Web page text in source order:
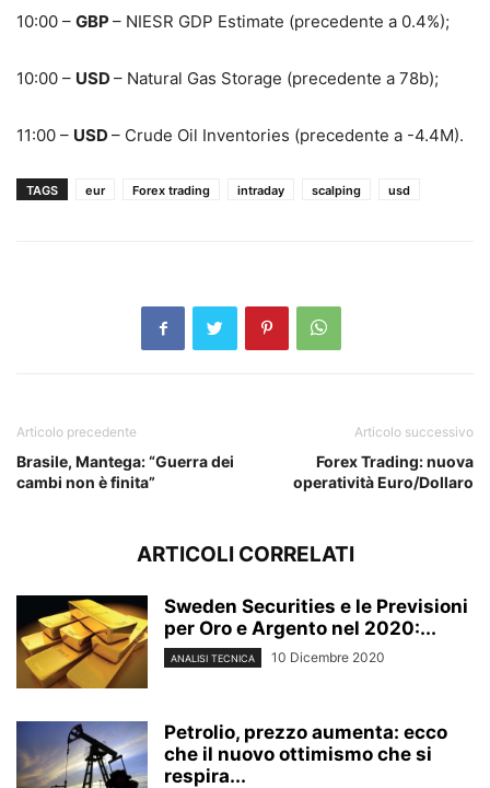
10:00 – GBP – NIESR GDP Estimate (precedente a 0.4%);
10:00 – USD – Natural Gas Storage (precedente a 78b);
11:00 – USD – Crude Oil Inventories (precedente a -4.4M).
TAGS eur Forex trading intraday scalping usd
Articolo precedente
Brasile, Mantega: “Guerra dei
cambi non è finita”
Articolo successivo
Forex Trading: nuova
operatività Euro/Dollaro
ARTICOLI CORRELATI
Sweden Securities e le Previsioni
per Oro e Argento nel 2020:...
ANALISI TECNICA 10 Dicembre 2020
Petrolio, prezzo aumenta: ecco
che il nuovo ottimismo che si
respira...